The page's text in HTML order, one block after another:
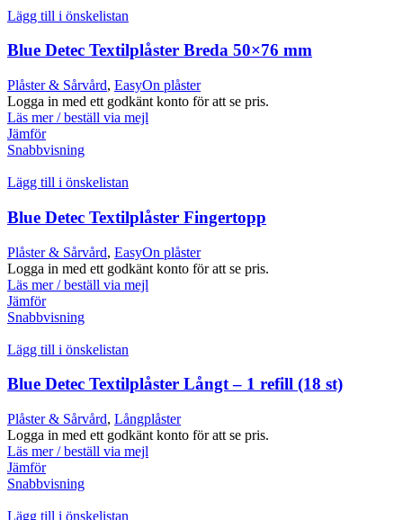
Lägg till i önskelistan
Blue Detec Textilplåster Breda 50×76 mm
Plåster & Sårvård, EasyOn plåster
Logga in med ett godkänt konto för att se pris.
Läs mer / beställ via mejl
Jämför
Snabbvisning
Lägg till i önskelistan
Blue Detec Textilplåster Fingertopp
Plåster & Sårvård, EasyOn plåster
Logga in med ett godkänt konto för att se pris.
Läs mer / beställ via mejl
Jämför
Snabbvisning
Lägg till i önskelistan
Blue Detec Textilplåster Långt – 1 refill (18 st)
Plåster & Sårvård, Långplåster
Logga in med ett godkänt konto för att se pris.
Läs mer / beställ via mejl
Jämför
Snabbvisning
Lägg till i önskelistan